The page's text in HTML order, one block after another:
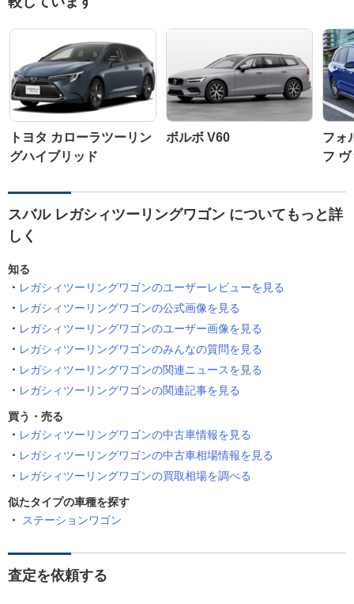
トヨタ カローラツーリン
グハイブリッド
ボルボ V60
フォ
フ
スバル レガシィツーリングワゴン についてもっと詳
しく
知る
レガシィツーリングワゴンのユーザーレビューを見る
レガシィツーリングワゴンの公式画像を見る
レガシィツーリングワゴンのユーザー画像を見る
レガシィツーリングワゴンのみんなの質問を見る
レガシィツーリングワゴンの関連ニュースを見る
レガシィツーリングワゴンの関連記事を見る
買う・売る
レガシィツーリングワゴンの中古車情報を見る
レガシィツーリングワゴンの中古車相場情報を見る
レガシィツーリングワゴンの買取相場を調べる
似たタイプの車種を探す
ステーションワゴン
査定を依頼する